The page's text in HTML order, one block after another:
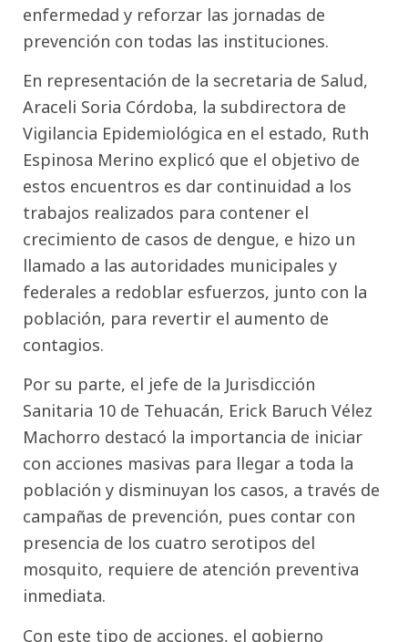
enfermedad y reforzar las jornadas de
prevención con todas las instituciones.
En representación de la secretaria de Salud,
Araceli Soria Córdoba, la subdirectora de
Vigilancia Epidemiológica en el estado, Ruth
Espinosa Merino explicó que el objetivo de
estos encuentros es dar continuidad a los
trabajos realizados para contener el
crecimiento de casos de dengue, e hizo un
llamado a las autoridades municipales y
federales a redoblar esfuerzos, junto con la
población, para revertir el aumento de
contagios.
Por su parte, el jefe de la Jurisdicción
Sanitaria 10 de Tehuacán, Erick Baruch Vélez
Machorro destacó la importancia de iniciar
con acciones masivas para llegar a toda la
población y disminuyan los casos, a través de
campañas de prevención, pues contar con
presencia de los cuatro serotipos del
mosquito, requiere de atención preventiva
inmediata.
Con este tipo de acciones, el gobierno